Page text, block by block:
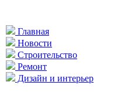
Главная
Новости
Строительство
Ремонт
Дизайн и интерьер